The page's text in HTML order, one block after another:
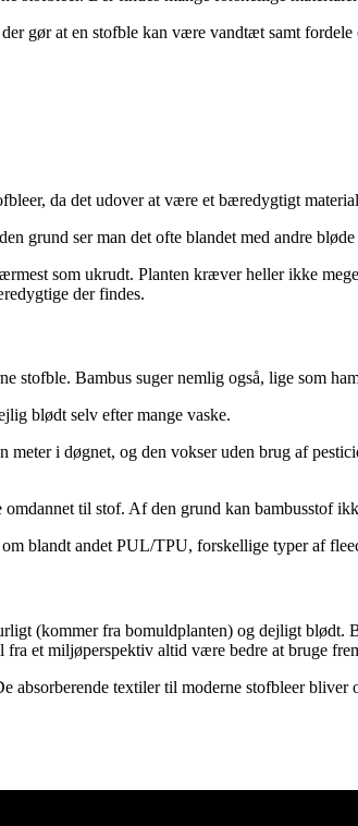
gør at en stofble kan være vandtæt samt
da det udover at være et bæredygtigt
grund ser man det ofte blandet med andre
som ukrudt. Planten kræver heller ikke
der findes.
stofble. Bambus suger nemlig også, lige som
blødt selv efter mange vaske.
i døgnet, og den vokser uden brug af
til stof. Af den grund kan bambusstof
blandt andet PUL/TPU, forskellige typer af
(kommer fra bomuldplanten) og dejligt
et miljøperspektiv altid være bedre at bruge
absorberende textiler til moderne stofbleer